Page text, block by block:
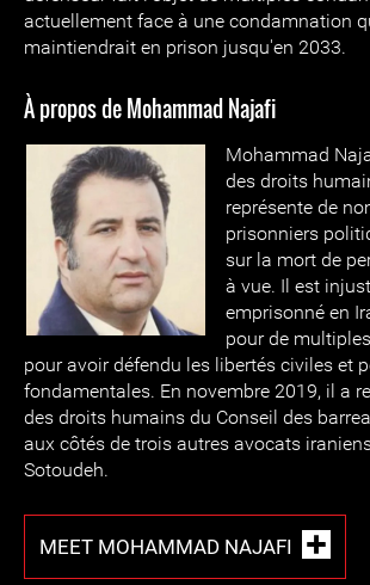
actuellement face à une condamnation
maintiendrait en prison jusqu'en 2033.
À propos de Mohammad Najafi
Mohammad
des droits
représente de
prisonniers
sur la mort de
à vue. Il est
emprisonné en
pour de
pour avoir défendu les libertés civiles et
fondamentales. En novembre 2019, il a
des droits humains du Conseil des
aux côtés de trois autres avocats
Sotoudeh.
MEET MOHAMMAD NAJAFI